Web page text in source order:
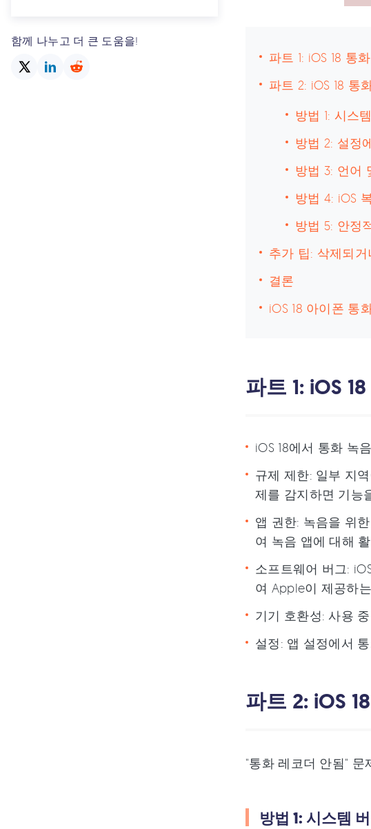
함께 나누고 더 큰 도움을!
파트 1: iOS 18 통
파트 2: iOS 18 통
방법 1: 시스
방법 2: 설정
방법 3: 언어
방법 4: iOS
방법 5: 안정
추가 팁: 삭제되
결론
iOS 18 아이폰 통
파트 1: iOS
iOS 18에서 통화 녹
규제 제한: 일부 지
제를 감지하면 기능
앱 권한: 녹음을 위
여 녹음 앱에 대해
소프트웨어 버그:
여 Apple이 제공하
기기 호환성: 사용
설정: 앱 설정에서
파트 2: iOS
"통화 레코더 안됨" 문
방법 1: 시스템